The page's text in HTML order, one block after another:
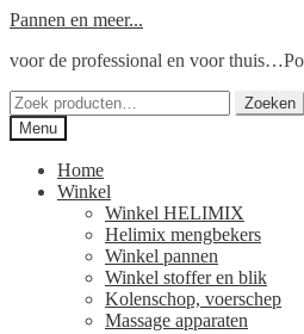
Ga
naar
Ga
de
Pannen en meer...
voor de professional en voor
Zoeken
naar:
Zoeken
Menu
Home
Winkel
Winkel HELIMIX
Helimix mengbekers
Winkel pannen
Winkel stoffer en blik
Kolenschop, voerschep
Massage apparaten